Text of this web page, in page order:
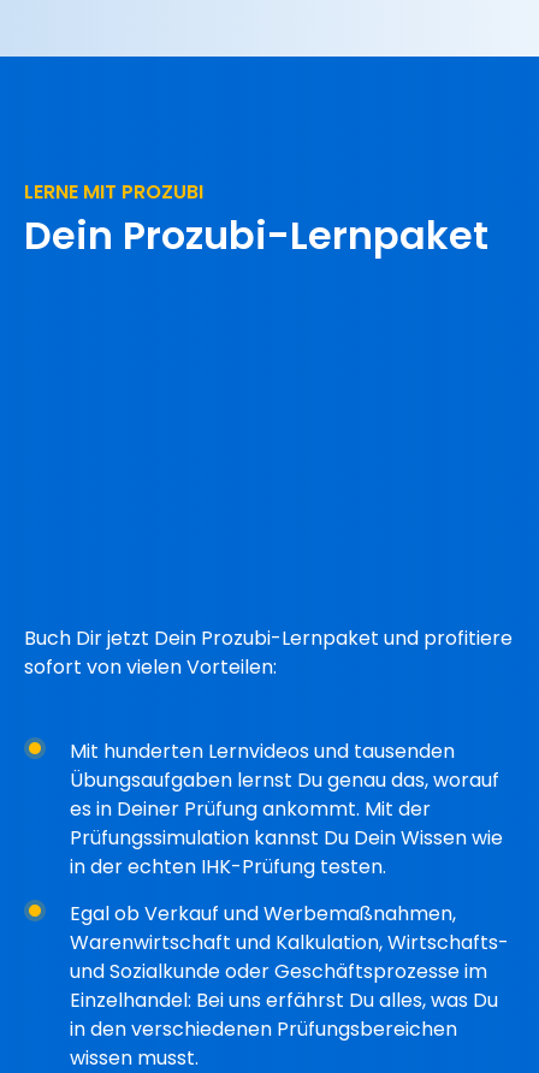
LERNE MIT PROZUBI
Dein Prozubi-Lernpaket
Buch Dir jetzt Dein Prozubi-Lernpaket und profitiere
sofort von vielen Vorteilen:
Mit hunderten Lernvideos und tausenden
Übungsaufgaben lernst Du genau das, worauf
es in Deiner Prüfung ankommt. Mit der
Prüfungssimulation kannst Du Dein Wissen wie
in der echten IHK-Prüfung testen.
Egal ob Verkauf und Werbemaßnahmen,
Warenwirtschaft und Kalkulation, Wirtschafts-
und Sozialkunde oder Geschäftsprozesse im
Einzelhandel: Bei uns erfährst Du alles, was Du
in den verschiedenen Prüfungsbereichen
wissen musst.